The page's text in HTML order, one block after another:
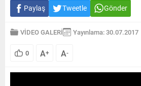
Paylaş Tweetle Gönder
VİDEO GALERİ Yayınlama: 30.07.2017
0 A+ A-